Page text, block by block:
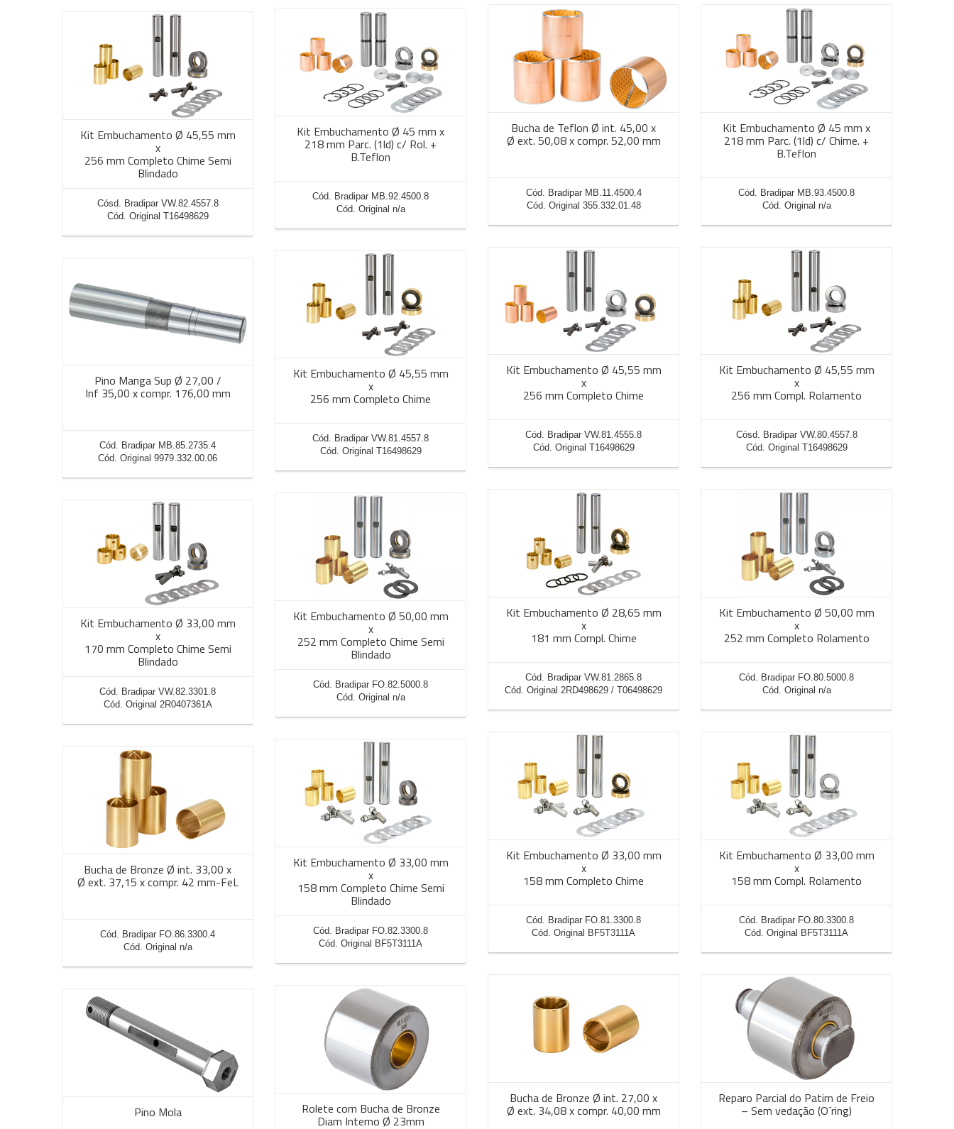
Bucha de Teflon Ø int. 45,00 x
Ø ext. 50,08 x compr. 52,00 mm
Cód. Bradipar MB.11.4500.4
Cód. Original 355.332.01.48
Kit Embuchamento Ø 45 mm x
218 mm Parc. (1ld) c/ Chime. +
B.Teflon
Cód. Bradipar MB.93.4500.8
Cód. Original n/a
Kit Embuchamento Ø 45 mm x
218 mm Parc. (1ld) c/ Rol. +
B.Teflon
Cód. Bradipar MB.92.4500.8
Cód. Original n/a
Kit Embuchamento Ø 45,55 mm
x
256 mm Completo Chime Semi
Blindado
Cósd. Bradipar VW.82.4557.8
Cód. Original T16498629
Kit Embuchamento Ø 45,55 mm
x
256 mm Completo Chime
Cód. Bradipar VW.81.4555.8
Cód. Original T16498629
Kit Embuchamento Ø 45,55 mm
x
256 mm Compl. Rolamento
Cósd. Bradipar VW.80.4557.8
Cód. Original T16498629
Kit Embuchamento Ø 45,55 mm
x
256 mm Completo Chime
Cód. Bradipar VW.81.4557.8
Cód. Original T16498629
Pino Manga Sup Ø 27,00 /
Inf 35,00 x compr. 176,00 mm
Cód. Bradipar MB.85.2735.4
Cód. Original 9979.332.00.06
Kit Embuchamento Ø 28,65 mm
x
181 mm Compl. Chime
Cód. Bradipar VW.81.2865.8
Cód. Original 2RD498629 / T06498629
Kit Embuchamento Ø 50,00 mm
x
252 mm Completo Rolamento
Cód. Bradipar FO.80.5000.8
Cód. Original n/a
Kit Embuchamento Ø 50,00 mm
x
252 mm Completo Chime Semi
Blindado
Cód. Bradipar FO.82.5000.8
Cód. Original n/a
Kit Embuchamento Ø 33,00 mm
x
170 mm Completo Chime Semi
Blindado
Cód. Bradipar VW.82.3301.8
Cód. Original 2R0407361A
Kit Embuchamento Ø 33,00 mm
x
158 mm Completo Chime
Cód. Bradipar FO.81.3300.8
Cód. Original BF5T3111A
Kit Embuchamento Ø 33,00 mm
x
158 mm Compl. Rolamento
Cód. Bradipar FO.80.3300.8
Cód. Original BF5T3111A
Kit Embuchamento Ø 33,00 mm
x
158 mm Completo Chime Semi
Blindado
Cód. Bradipar FO.82.3300.8
Cód. Original BF5T3111A
Bucha de Bronze Ø int. 33,00 x
Ø ext. 37,15 x compr. 42 mm-FeL
Cód. Bradipar FO.86.3300.4
Cód. Original n/a
Bucha de Bronze Ø int. 27,00 x
Ø ext. 34,08 x compr. 40,00 mm
Reparo Parcial do Patim de Freio
– Sem vedação (O´ring)
Rolete com Bucha de Bronze
Diam Interno Ø 23mm
Pino Mola